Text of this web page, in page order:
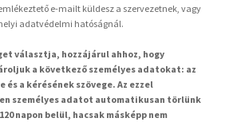
e-mailt küldesz a szervezetnek, vagy
adatvédelmi hatóságnál.
választja, hozzájárul ahhoz, hogy
a következő személyes adatokat: az
és a kérésének szövege. Az ezzel
személyes adatot automatikusan törlünk
napon belül, hacsak másképp nem